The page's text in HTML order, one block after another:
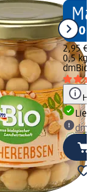
2,95 €
0,5 kg
dmBio
dm